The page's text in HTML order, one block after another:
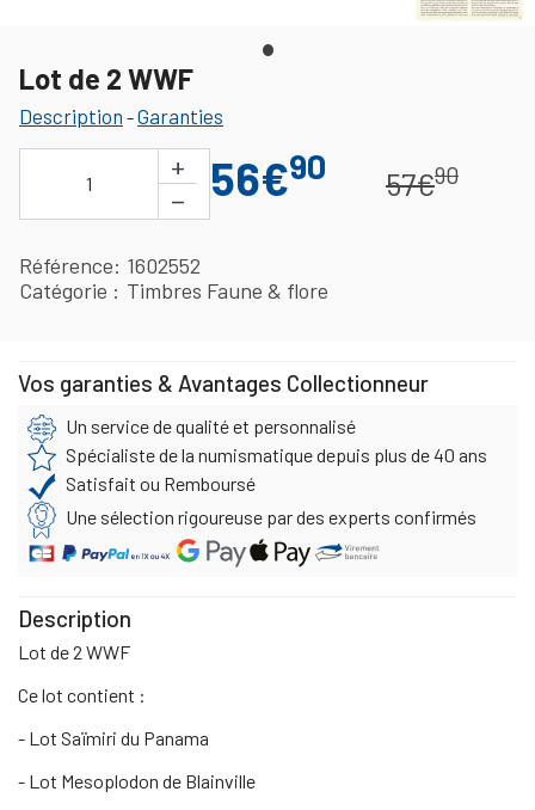
Lot de 2 WWF
Description -Garanties
1
+
−
56€90 57€90
Référence 1602552
Catégorie
Timbres Faune & flore
Vos garanties & Avantages Collectionneur
Un service de qualité et personnalisé
Spécialiste de la numismatique depuis plus de 40 ans
Satisfait ou Remboursé
Une sélection rigoureuse par des experts confirmés
Description
Lot de 2 WWF
Ce lot contient :
- Lot Saïmiri du Panama
- Lot Mesoplodon de Blainville